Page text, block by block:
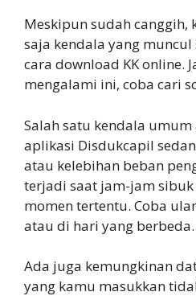
Meskipun sudah canggih,
saja kendala yang
cara download KK online.
mengalami ini, coba cari
Salah satu kendala
aplikasi Disdukcapil
atau kelebihan beban
terjadi saat jam-jam
momen tertentu. Coba
atau di hari yang berbeda.
Ada juga kemungkinan
yang kamu masukkan